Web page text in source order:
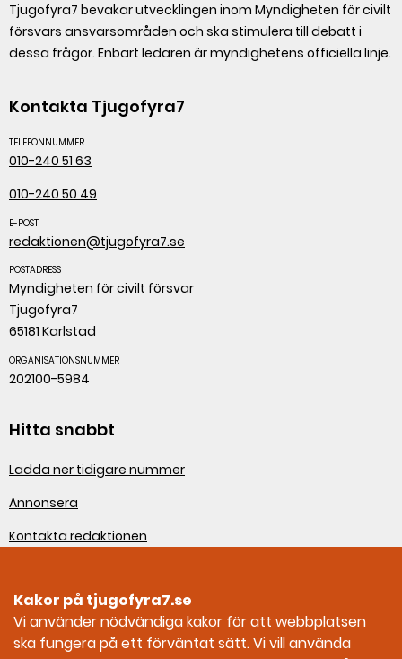
Tjugofyra7 bevakar utvecklingen inom Myndigheten för civilt
försvars ansvarsområden och ska stimulera till debatt i
dessa frågor. Enbart ledaren är myndighetens officiella linje.
Kontakta Tjugofyra7
TELEFONNUMMER
010-240 51 63
010-240 50 49
E-POST
redaktionen@tjugofyra7.se
POSTADRESS
Myndigheten för civilt försvar
Tjugofyra7
65181 Karlstad
ORGANISATIONSNUMMER
202100-5984
Hitta snabbt
Ladda ner tidigare nummer
Annonsera
Kontakta redaktionen
Sociala medier
Kakor på tjugofyra7.se
Vi använder nödvändiga kakor för att webbplatsen
ska fungera på ett förväntat sätt. Vi vill använda